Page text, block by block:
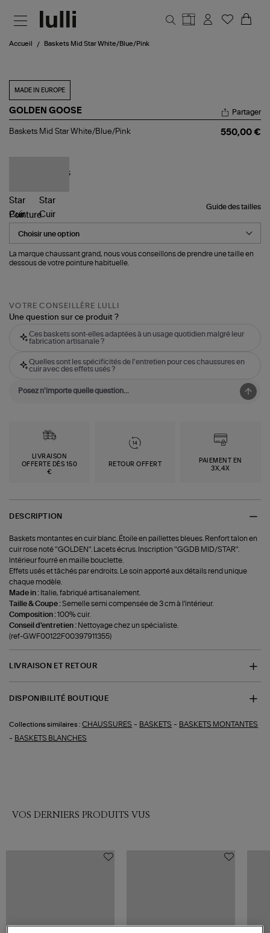
Accueil Baskets Mid Star White/Blue/Pink
MADE IN EUROPE
GOLDEN GOOSE
Baskets
Partager
Baskets Mid Star White/Blue/Pink 550,00 €
Guide des tailles
Pointure
La marque chaussant grand, nous vous conseillons de prendre une taille en
dessous de votre pointure habituelle.
VOTRE CONSEILLÈRE LULLI
Une question sur ce produit ?
Ces baskets sont-elles adaptées à un usage quotidien malgré leur
fabrication artisanale ?
Quelles sont les spécificités de l'entretien pour ces chaussures en
cuir avec des effets usés ?
LIVRAISON
OFFERTE DÈS 150
€
RETOUR OFFERT
PAIEMENT EN
3X,4X
DESCRIPTION
Baskets montantes en cuir blanc. Étoile en paillettes bleues. Renfort talon en
cuir rose noté "GOLDEN". Lacets écrus. Inscription "GGDB MID/STAR".
Intérieur fourré en maille bouclette.
Effets usés et tâchés par endroits. Le soin apporté aux détails rend unique
chaque modèle.
Made in : Italie, fabriqué artisanalement.
Taille & Coupe :Semelle semi compensée de 3 cm à l'intérieur.
Composition :100% cuir.
Conseil d'entretien : Nettoyage chez un spécialiste.
(ref-GWF00122F00397911355)
LIVRAISON ET RETOUR
DISPONIBILITÉ BOUTIQUE
Collections similaires : CHAUSSURES - BASKETS - BASKETS MONTANTES
- BASKETS BLANCHES
VOS DERNIERS PRODUITS VUS